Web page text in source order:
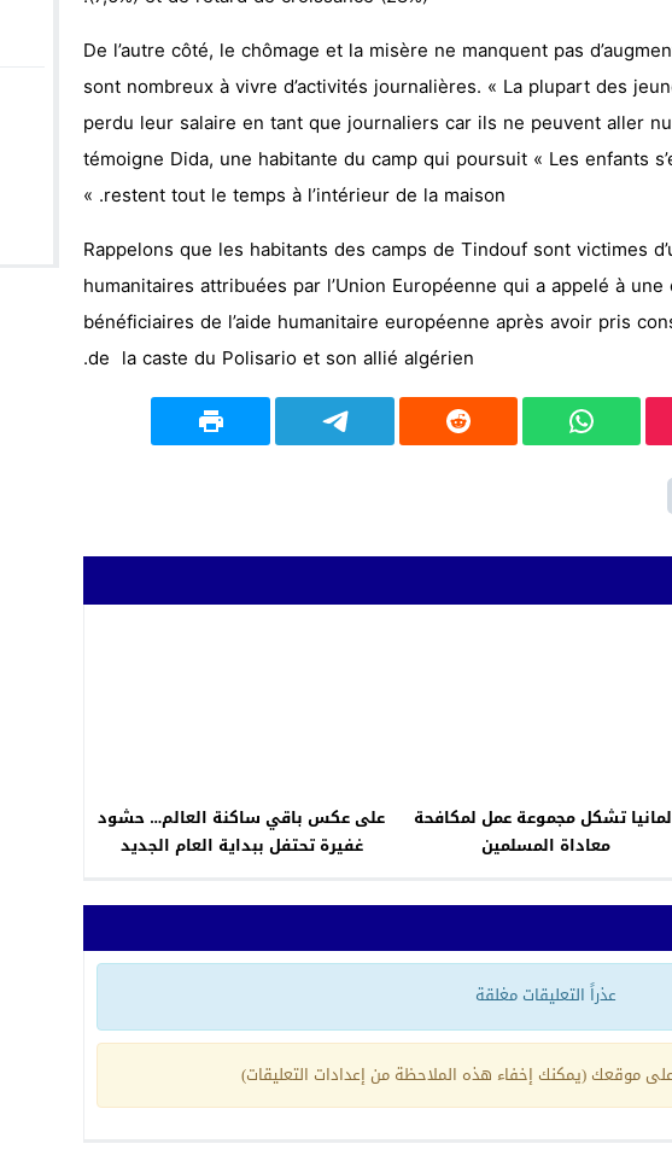
De l’autre côté, le chômage et la misère ne manquent pas
sont nombreux à vivre d’activités journalières. « La plupart des
perdu leur salaire en tant que journaliers car ils ne peuvent aller
témoigne Dida, une habitante du camp qui poursuit « Les enfants
restent tout le temps à l’intérieur de la maison. »
Rappelons que les habitants des camps de Tindouf sont victimes
humanitaires attribuées par l’Union Européenne qui a appelé à
bénéficiaires de l’aide humanitaire européenne après avoir pris
de la caste du Polisario et son allié algérien.
تشكل مجموعة عمل لمكافحة
معاداة المسلمين
على عكس باقي ساكنة العالم… حشود
غفيرة تحتفل ببداية العام الجديد
(صور)
عذراً التعليقات مغلقة
موقعك (يمكنك إخفاء هذه الملاحظة من إعدادات التعليقات)